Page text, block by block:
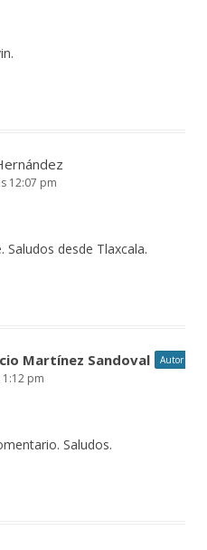
12:07 pm
desde Tlaxcala.
Martínez Sandoval Autor
pm
Saludos.